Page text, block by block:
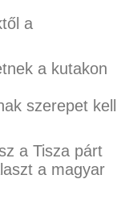
a
a kutakon
szerepet kell
a Tisza párt
a magyar